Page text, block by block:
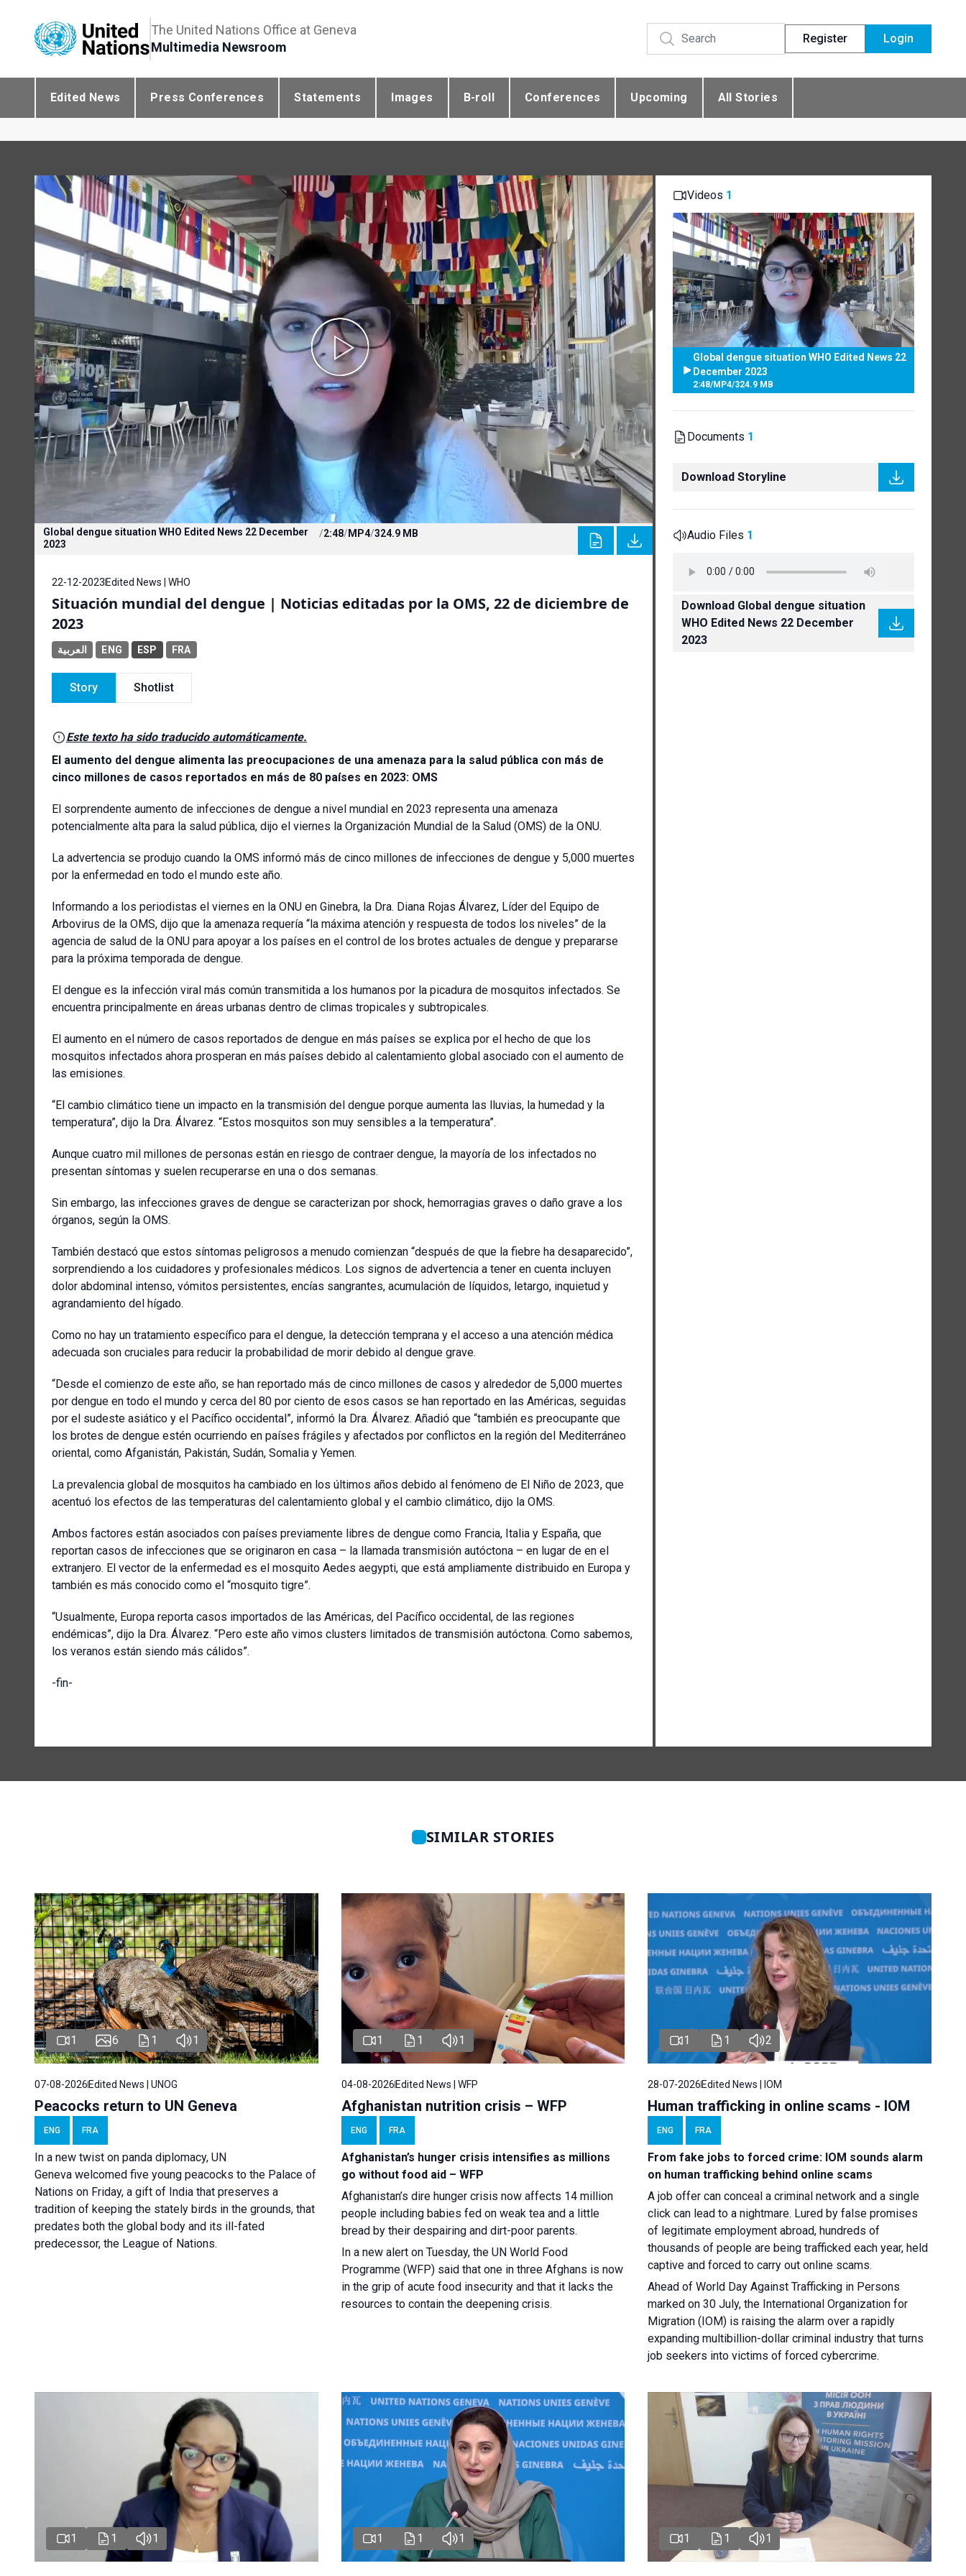
The United Nations Office at Geneva
Multimedia Newsroom
Register Login
Edited News Press Conferences Statements Images B-roll Conferences Upcoming All Stories
Global dengue situation WHO Edited News 22 December
2023
/2:48/MP4/324.9 MB
22-12-2023 Edited News | WHO
Situación mundial del dengue | Noticias editadas por la OMS, 22 de diciembre de
2023
العربية ENG ESP FRA
Story Shotlist
Este texto ha sido traducido automáticamente.
El aumento del dengue alimenta las preocupaciones de una amenaza para la salud pública con más de
cinco millones de casos reportados en más de 80 países en 2023: OMS
El sorprendente aumento de infecciones de dengue a nivel mundial en 2023 representa una amenaza
potencialmente alta para la salud pública, dijo el viernes la Organización Mundial de la Salud (OMS) de la ONU.
La advertencia se produjo cuando la OMS informó más de cinco millones de infecciones de dengue y 5,000 muertes
por la enfermedad en todo el mundo este año.
Informando a los periodistas el viernes en la ONU en Ginebra, la Dra. Diana Rojas Álvarez, Líder del Equipo de
Arbovirus de la OMS, dijo que la amenaza requería “la máxima atención y respuesta de todos los niveles” de la
agencia de salud de la ONU para apoyar a los países en el control de los brotes actuales de dengue y prepararse
para la próxima temporada de dengue.
El dengue es la infección viral más común transmitida a los humanos por la picadura de mosquitos infectados. Se
encuentra principalmente en áreas urbanas dentro de climas tropicales y subtropicales.
El aumento en el número de casos reportados de dengue en más países se explica por el hecho de que los
mosquitos infectados ahora prosperan en más países debido al calentamiento global asociado con el aumento de
las emisiones.
“El cambio climático tiene un impacto en la transmisión del dengue porque aumenta las lluvias, la humedad y la
temperatura”, dijo la Dra. Álvarez. “Estos mosquitos son muy sensibles a la temperatura”.
Aunque cuatro mil millones de personas están en riesgo de contraer dengue, la mayoría de los infectados no
presentan síntomas y suelen recuperarse en una o dos semanas.
Sin embargo, las infecciones graves de dengue se caracterizan por shock, hemorragias graves o daño grave a los
órganos, según la OMS.
También destacó que estos síntomas peligrosos a menudo comienzan “después de que la fiebre ha desaparecido”,
sorprendiendo a los cuidadores y profesionales médicos. Los signos de advertencia a tener en cuenta incluyen
dolor abdominal intenso, vómitos persistentes, encías sangrantes, acumulación de líquidos, letargo, inquietud y
agrandamiento del hígado.
Como no hay un tratamiento específico para el dengue, la detección temprana y el acceso a una atención médica
adecuada son cruciales para reducir la probabilidad de morir debido al dengue grave.
“Desde el comienzo de este año, se han reportado más de cinco millones de casos y alrededor de 5,000 muertes
por dengue en todo el mundo y cerca del 80 por ciento de esos casos se han reportado en las Américas, seguidas
por el sudeste asiático y el Pacífico occidental”, informó la Dra. Álvarez. Añadió que “también es preocupante que
los brotes de dengue estén ocurriendo en países frágiles y afectados por conflictos en la región del Mediterráneo
oriental, como Afganistán, Pakistán, Sudán, Somalia y Yemen.
La prevalencia global de mosquitos ha cambiado en los últimos años debido al fenómeno de El Niño de 2023, que
acentuó los efectos de las temperaturas del calentamiento global y el cambio climático, dijo la OMS.
Ambos factores están asociados con países previamente libres de dengue como Francia, Italia y España, que
reportan casos de infecciones que se originaron en casa – la llamada transmisión autóctona – en lugar de en el
extranjero. El vector de la enfermedad es el mosquito Aedes aegypti, que está ampliamente distribuido en Europa y
también es más conocido como el “mosquito tigre”.
“Usualmente, Europa reporta casos importados de las Américas, del Pacífico occidental, de las regiones
endémicas”, dijo la Dra. Álvarez. “Pero este año vimos clusters limitados de transmisión autóctona. Como sabemos,
los veranos están siendo más cálidos”.
-fin-
Videos 1
Global dengue situation WHO Edited News 22
December 2023
2:48/MP4/324.9 MB
Documents 1
Download Storyline
Audio Files 1
Download Global dengue situation
WHO Edited News 22 December
2023
SIMILAR STORIES
1 6 1 1
07-08-2026Edited News | UNOG
Peacocks return to UN Geneva
ENG FRA
In a new twist on panda diplomacy, UN
Geneva welcomed five young peacocks to the Palace of
Nations on Friday, a gift of India that preserves a
tradition of keeping the stately birds in the grounds, that
predates both the global body and its ill-fated
predecessor, the League of Nations.
1 1 1
04-08-2026Edited News | WFP
Afghanistan nutrition crisis – WFP
ENG FRA
Afghanistan’s hunger crisis intensifies as millions
go without food aid – WFP
Afghanistan’s dire hunger crisis now affects 14 million
people including babies fed on weak tea and a little
bread by their despairing and dirt-poor parents.
In a new alert on Tuesday, the UN World Food
Programme (WFP) said that one in three Afghans is now
in the grip of acute food insecurity and that it lacks the
resources to contain the deepening crisis.
1 1 2
28-07-2026Edited News | IOM
Human trafficking in online scams - IOM
ENG FRA
From fake jobs to forced crime: IOM sounds alarm
on human trafficking behind online scams
A job offer can conceal a criminal network and a single
click can lead to a nightmare. Lured by false promises
of legitimate employment abroad, hundreds of
thousands of people are being trafficked each year, held
captive and forced to carry out online scams.
Ahead of World Day Against Trafficking in Persons
marked on 30 July, the International Organization for
Migration (IOM) is raising the alarm over a rapidly
expanding multibillion-dollar criminal industry that turns
job seekers into victims of forced cybercrime.
1 1 1 1 1 1 1 1 1